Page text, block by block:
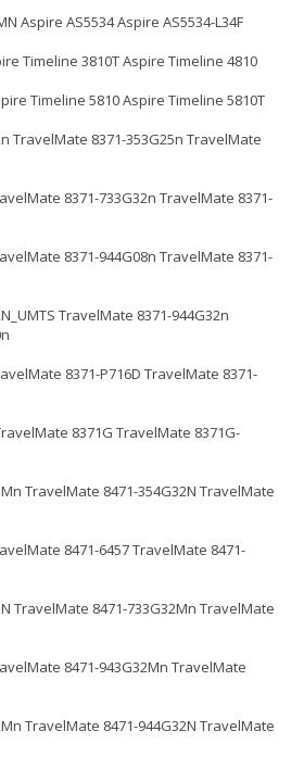
Aspire AS5534 Aspire AS5534-L34F
Timeline 3810T Aspire Timeline 4810
Timeline 5810 Aspire Timeline 5810T
TravelMate 8371-353G25n TravelMate
8371-733G32n TravelMate 8371-
8371-944G08n TravelMate 8371-
TravelMate 8371-944G32n
8371-P716D TravelMate 8371-
8371G TravelMate 8371G-
TravelMate 8471-354G32N TravelMate
8471-6457 TravelMate 8471-
TravelMate 8471-733G32Mn TravelMate
8471-943G32Mn TravelMate
TravelMate 8471-944G32N TravelMate